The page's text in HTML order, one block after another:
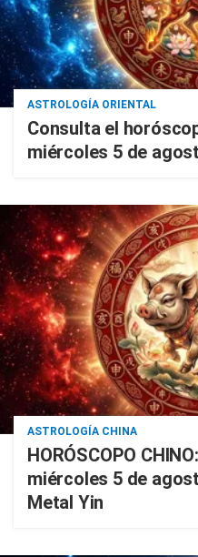
ASTROLOGÍA ORIENTAL
Consulta el
miércoles 5 de
ASTROLOGÍA CHINA
HORÓSCOPO
miércoles 5 de
Metal Yin